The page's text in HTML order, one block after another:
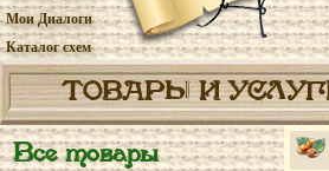
Мои Диалоги
Каталог схем
ТОВАРЫ И
Все товары